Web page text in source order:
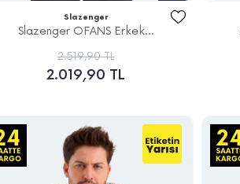
Slazenger
Slazenger OFANS Erkek...
2.519,90 TL
2.019,90 TL